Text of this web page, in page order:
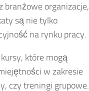
branżowe organizacje,
są nie tylko
na rynku pracy.
które mogą
w zakresie
czy treningi grupowe.